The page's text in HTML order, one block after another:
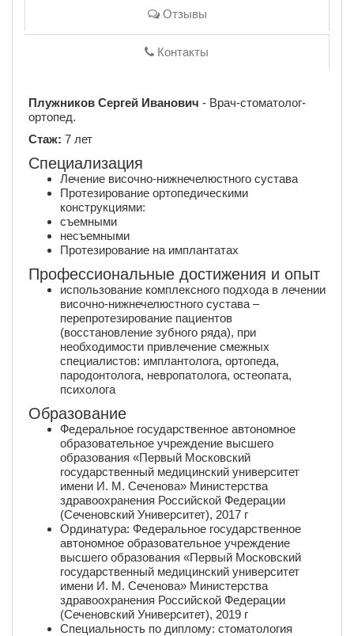
Отзывы
Контакты
Плужников Сергей Иванович - Врач-стоматолог-
ортопед.
Стаж: 7 лет
Специализация
Лечение височно-нижнечелюстного сустава
Протезирование ортопедическими
конструкциями:
съемными
несъемными
Протезирование на имплантатах
Профессиональные достижения и опыт
использование комплексного подхода в лечении
височно-нижнечелюстного сустава –
перепротезирование пациентов
(восстановление зубного ряда), при
необходимости привлечение смежных
специалистов: имплантолога, ортопеда,
пародонтолога, невропатолога, остеопата,
психолога
Образование
Федеральное государственное автономное
образовательное учреждение высшего
образования «Первый Московский
государственный медицинский университет
имени И. М. Сеченова» Министерства
здравоохранения Российской Федерации
(Сеченовский Университет), 2017 г
Ординатура: Федеральное государственное
автономное образовательное учреждение
высшего образования «Первый Московский
государственный медицинский университет
имени И. М. Сеченова» Министерства
здравоохранения Российской Федерации
(Сеченовский Университет), 2019 г
Специальность по диплому: стоматология